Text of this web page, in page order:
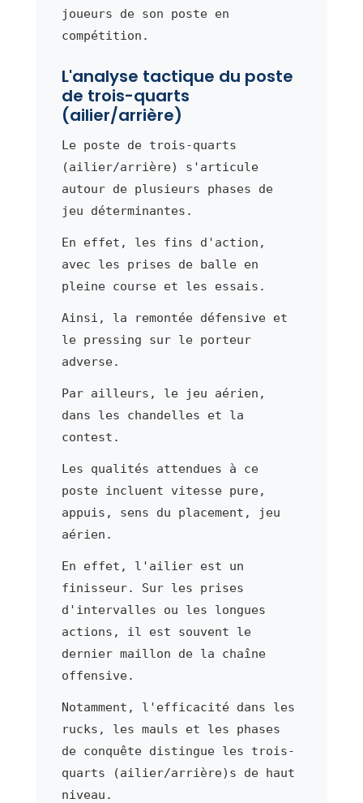
joueurs de son poste en
compétition.
L'analyse tactique du poste
de trois-quarts
(ailier/arrière)
Le poste de trois-quarts
(ailier/arrière) s'articule
autour de plusieurs phases de
jeu déterminantes.
En effet, les fins d'action,
avec les prises de balle en
pleine course et les essais.
Ainsi, la remontée défensive et
le pressing sur le porteur
adverse.
Par ailleurs, le jeu aérien,
dans les chandelles et la
contest.
Les qualités attendues à ce
poste incluent vitesse pure,
appuis, sens du placement, jeu
aérien.
En effet, l'ailier est un
finisseur. Sur les prises
d'intervalles ou les longues
actions, il est souvent le
dernier maillon de la chaîne
offensive.
Notamment, l'efficacité dans les
rucks, les mauls et les phases
de conquête distingue les trois-
quarts (ailier/arrière)s de haut
niveau.